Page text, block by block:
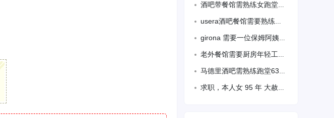
酒吧带餐馆需熟练女跑堂学跑堂在巴塞罗那郊区vc
usera酒吧餐馆需要熟练跑堂，备居留， 会语言，
girona 需要一位保姆阿姨包吃住 联系电话625998229
老外餐馆需要厨房年轻工人。学也可以，无居留要求。636844238
马德里酒吧需熟练跑堂63568388
求职，本人女 95 年 大赦拘留办离职，目前可以合法工作上保险，求职 美甲学徒（